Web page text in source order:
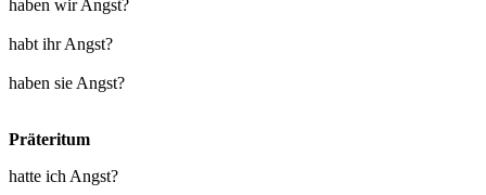
haben wir Angst?
habt ihr Angst?
haben sie Angst?
Präteritum
hatte ich Angst?